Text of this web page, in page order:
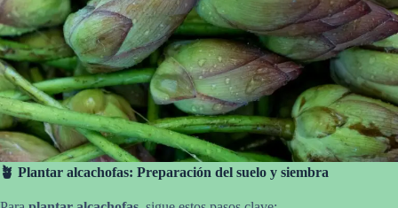
🪴 Plantar alcachofas: Preparación del suelo y siembra